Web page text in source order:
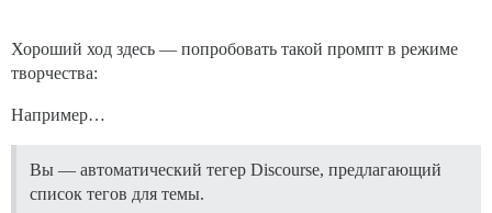
Хороший ход здесь — попробовать такой промпт в режиме
творчества:
Например…
Вы — автоматический тегер Discourse, предлагающий
список тегов для темы.